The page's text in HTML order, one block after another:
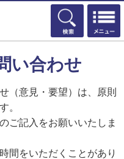
検索
い合わせ
（意見・要望）は、原則
。
ご記入をお願いいたしま
間をいただくことがあり